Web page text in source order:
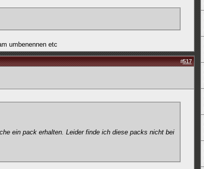
umbenennen etc
#517
ein pack erhalten. Leider finde ich diese packs nicht bei